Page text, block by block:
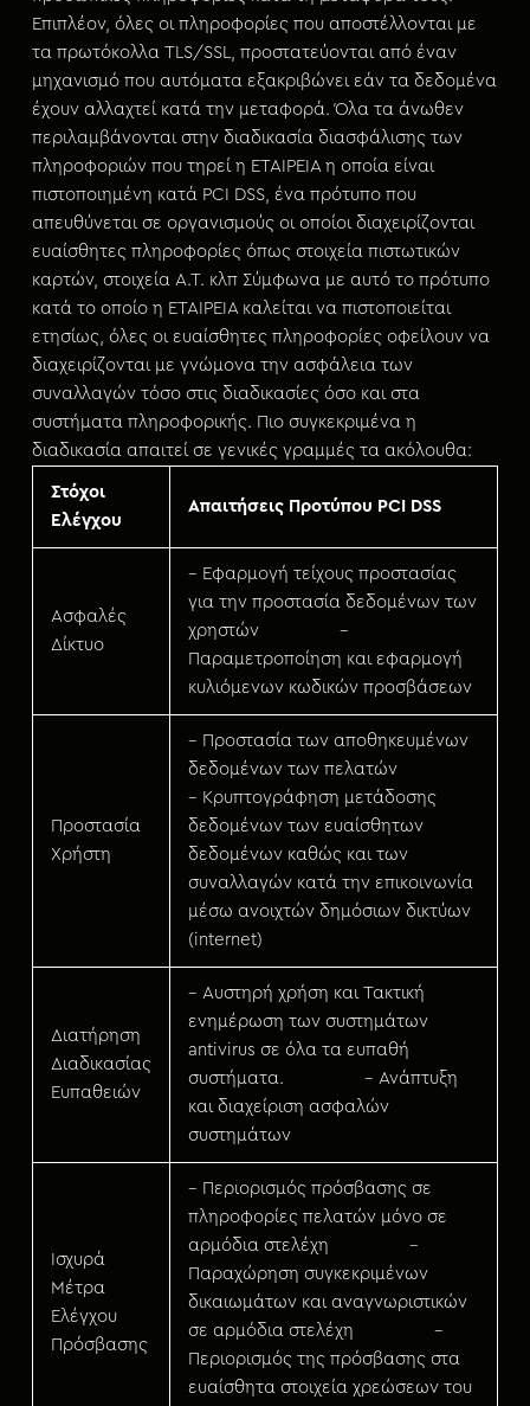
Επιπλέον, όλες οι πληροφορίες που αποστέλλονται με
τα πρωτόκολλα TLS/SSL, προστατεύονται από έναν
μηχανισμό που αυτόματα εξακριβώνει εάν τα δεδομένα
έχουν αλλαχτεί κατά την μεταφορά. Όλα τα άνωθεν
περιλαμβάνονται στην διαδικασία διασφάλισης των
πληροφοριών που τηρεί η ΕΤΑΙΡΕΙΑ η οποία είναι
πιστοποιημένη κατά PCI DSS, ένα πρότυπο που
απευθύνεται σε οργανισμούς οι οποίοι διαχειρίζονται
ευαίσθητες πληροφορίες όπως στοιχεία πιστωτικών
καρτών, στοιχεία Α.Τ. κλπ Σύμφωνα με αυτό το πρότυπο
κατά το οποίο η ΕΤΑΙΡΕΙΑ καλείται να πιστοποιείται
ετησίως, όλες οι ευαίσθητες πληροφορίες οφείλουν να
διαχειρίζονται με γνώμονα την ασφάλεια των
συναλλαγών τόσο στις διαδικασίες όσο και στα
συστήματα πληροφορικής. Πιο συγκεκριμένα η
διαδικασία απαιτεί σε γενικές γραμμές τα ακόλουθα:
Στόχοι
Ελέγχου
Απαιτήσεις Προτύπου PCI DSS
Ασφαλές
Δίκτυο
– Εφαρμογή τείχους προστασίας
για την προστασία δεδομένων των
χρηστών –
Παραμετροποίηση και εφαρμογή
κυλιόμενων κωδικών προσβάσεων
Προστασία
Χρήστη
– Προστασία των αποθηκευμένων
δεδομένων των πελατών
– Κρυπτογράφηση μετάδοσης
δεδομένων των ευαίσθητων
δεδομένων καθώς και των
συναλλαγών κατά την επικοινωνία
μέσω ανοιχτών δημόσιων δικτύων
(internet)
Διατήρηση
Διαδικασίας
Ευπαθειών
– Αυστηρή χρήση και Τακτική
ενημέρωση των συστημάτων
antivirus σε όλα τα ευπαθή
συστήματα. – Ανάπτυξη
και διαχείριση ασφαλών
συστημάτων
Ισχυρά
Μέτρα
Ελέγχου
Πρόσβασης
– Περιορισμός πρόσβασης σε
πληροφορίες πελατών μόνο σε
αρμόδια στελέχη –
Παραχώρηση συγκεκριμένων
δικαιωμάτων και αναγνωριστικών
σε αρμόδια στελέχη –
Περιορισμός της πρόσβασης στα
ευαίσθητα στοιχεία χρεώσεων του